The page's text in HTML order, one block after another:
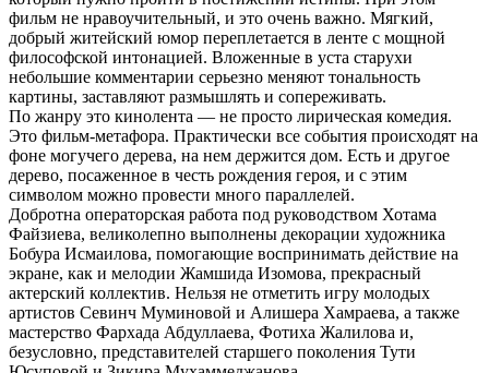
фильм не нравоучительный, и это очень важно. Мягкий,
добрый житейский юмор переплетается в ленте с мощной
философской интонацией. Вложенные в уста старухи
небольшие комментарии серьезно меняют тональность
картины, заставляют размышлять и сопереживать.
По жанру это кинолента — не просто лирическая комедия.
Это фильм-метафора. Практически все события происходят на
фоне могучего дерева, на нем держится дом. Есть и другое
дерево, посаженное в честь рождения героя, и с этим
символом можно провести много параллелей.
Добротна операторская работа под руководством Хотама
Файзиева, великолепно выполнены декорации художника
Бобура Исмаилова, помогающие воспринимать действие на
экране, как и мелодии Жамшида Изомова, прекрасный
актерский коллектив. Нельзя не отметить игру молодых
артистов Севинч Муминовой и Алишера Хамраева, а также
мастерство Фархада Абдуллаева, Фотиха Жалилова и,
безусловно, представителей старшего поколения Тути